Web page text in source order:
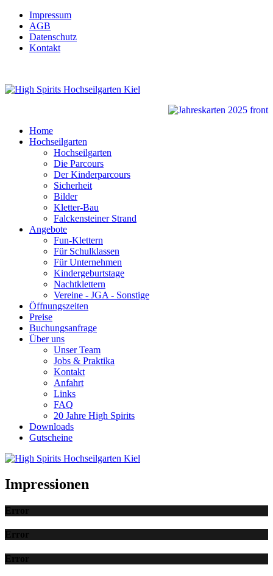
Impressum
AGB
Datenschutz
Kontakt
Home
Hochseilgarten
Hochseilgarten
Die Parcours
Der Kinderparcours
Sicherheit
Bilder
Kletter-Bau
Falckensteiner Strand
Angebote
Fun-Klettern
Für Schulklassen
Für Unternehmen
Kindergeburtstage
Nachtklettern
Vereine - JGA - Sonstige
Öffnungszeiten
Preise
Buchungsanfrage
Über uns
Unser Team
Jobs & Praktika
Kontakt
Anfahrt
Links
FAQ
20 Jahre High Spirits
Downloads
Gutscheine
Impressionen
Error
Error
Error